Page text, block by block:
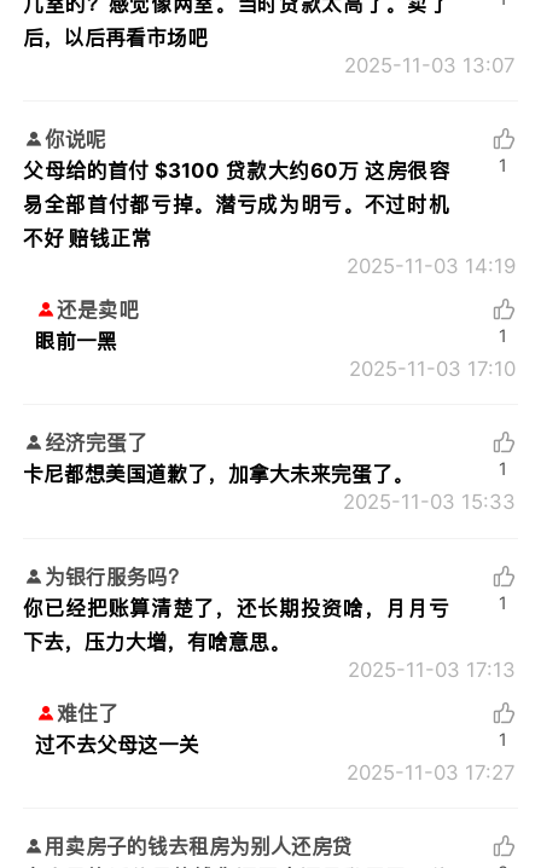
后，以后再看市场吧
2025-11-03 13:07
你说呢
父母给的首付 $3100 贷款大约60万 这房很容
易全部首付都亏掉。潜亏成为明亏。不过时机
不好 赔钱正常
2025-11-03 14:19
1
还是卖吧
眼前一黑
2025-11-03 17:10
1
经济完蛋了
卡尼都想美国道歉了，加拿大未来完蛋了。
2025-11-03 15:33
1
为银行服务吗？
你已经把账算清楚了，还长期投资啥，月月亏
下去，压力大增，有啥意思。
2025-11-03 17:13
1
难住了
过不去父母这一关
2025-11-03 17:27
1
用卖房子的钱去租房为别人还房贷